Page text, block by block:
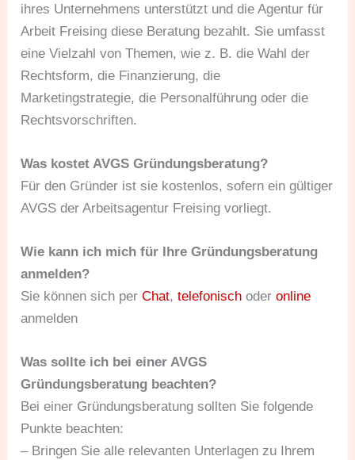
ihres Unternehmens unterstützt und die Agentur für
Arbeit Freising diese Beratung bezahlt. Sie umfasst
eine Vielzahl von Themen, wie z. B. die Wahl der
Rechtsform, die Finanzierung, die
Marketingstrategie, die Personalführung oder die
Rechtsvorschriften.
Was kostet AVGS Gründungsberatung?
Für den Gründer ist sie kostenlos, sofern ein gültiger
AVGS der Arbeitsagentur Freising vorliegt.
Wie kann ich mich für Ihre Gründungsberatung
anmelden?
Sie können sich perChat,telefonisch oderonline
anmelden
Was sollte ich bei einer AVGS
Gründungsberatung beachten?
Bei einer Gründungsberatung sollten Sie folgende
Punkte beachten:
– Bringen Sie alle relevanten Unterlagen zu Ihrem